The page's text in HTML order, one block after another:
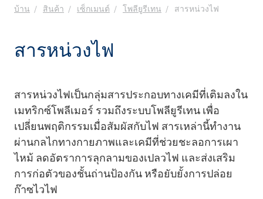
บ้าน สินค้า เซ็กเมนต์ โพลียูรีเทน สารหน่วงไฟ
สารหน่วงไฟ
สารหน่วงไฟเป็นกลุ่มสารประกอบทางเคมีที่เติมลงใน
เมทริกซ์โพลีเมอร์ รวมถึงระบบโพลียูรีเทน เพื่อ
เปลี่ยนพฤติกรรมเมื่อสัมผัสกับไฟ สารเหล่านี้ทำงาน
ผ่านกลไกทางกายภาพและเคมีที่ช่วยชะลอการเผา
ไหม้ ลดอัตราการลุกลามของเปลวไฟ และส่งเสริม
การก่อตัวของชั้นถ่านป้องกัน หรือยับยั้งการปล่อย
ก๊าซไวไฟ